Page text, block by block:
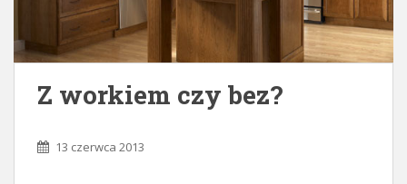
Z workiem czy bez?
13 czerwca 2013